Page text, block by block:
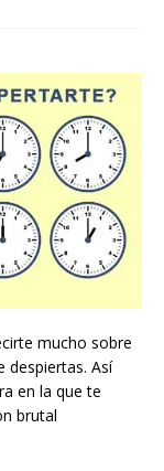
mucho sobre
despiertas. Así
en la que te
brutal